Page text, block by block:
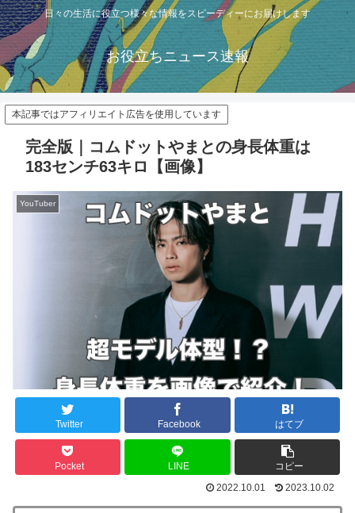
日々の生活に役立つ様々な情報をスピーディーにお届けします
お役立ちニュース速報
本記事ではアフィリエイト広告を使用しています
完全版｜コムドットやまとの身長体重は
183センチ63キロ【画像】
YouTuber
Twitter Facebook はてブ
Pocket LINE
コピー
2022.10.01
2023.10.02